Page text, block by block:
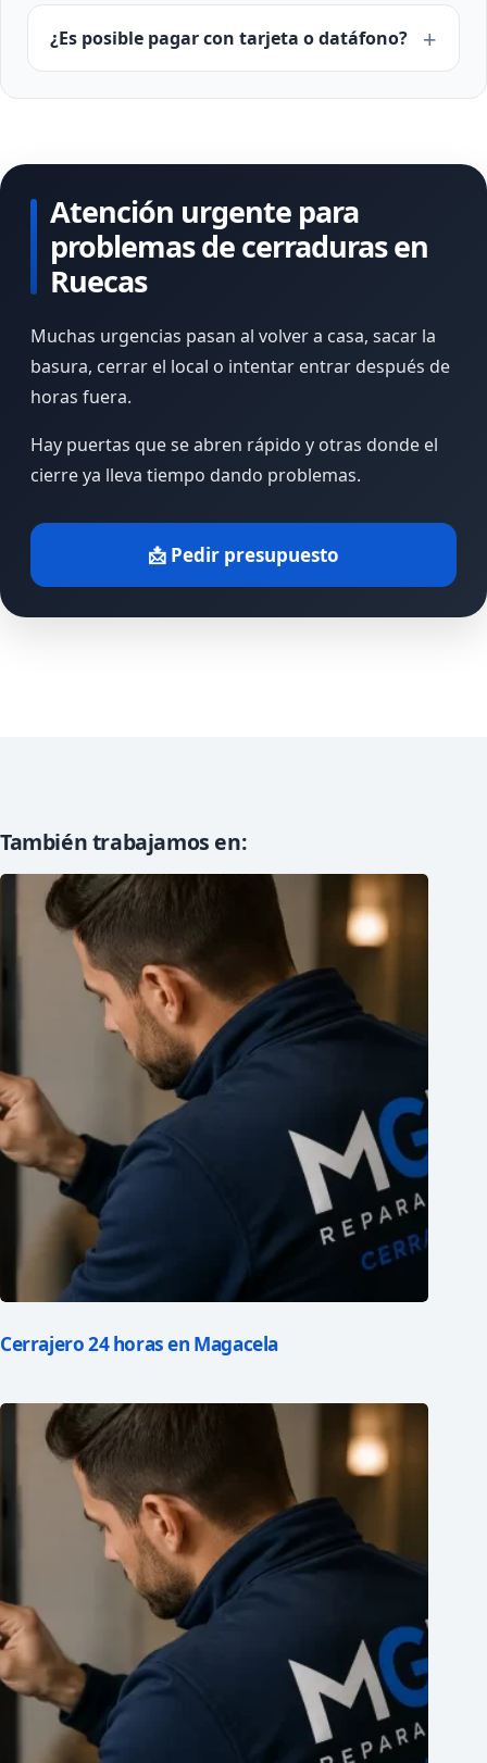
¿Es posible pagar con tarjeta o datáfono?
Atención urgente para
problemas de cerraduras en
Ruecas
Muchas urgencias pasan al volver a casa, sacar la
basura, cerrar el local o intentar entrar después de
horas fuera.
Hay puertas que se abren rápido y otras donde el
cierre ya lleva tiempo dando problemas.
📩 Pedir presupuesto
También trabajamos en:
Cerrajero 24 horas en Magacela